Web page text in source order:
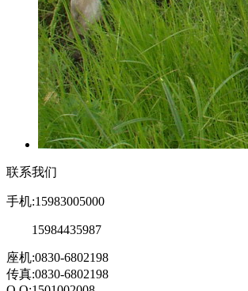
联系我们
手机:15983005000
15984435987
座机:0830-6802198
传真:0830-6802198